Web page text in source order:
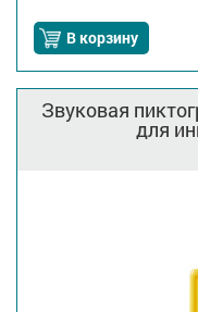
В корзину
Звуковая
для